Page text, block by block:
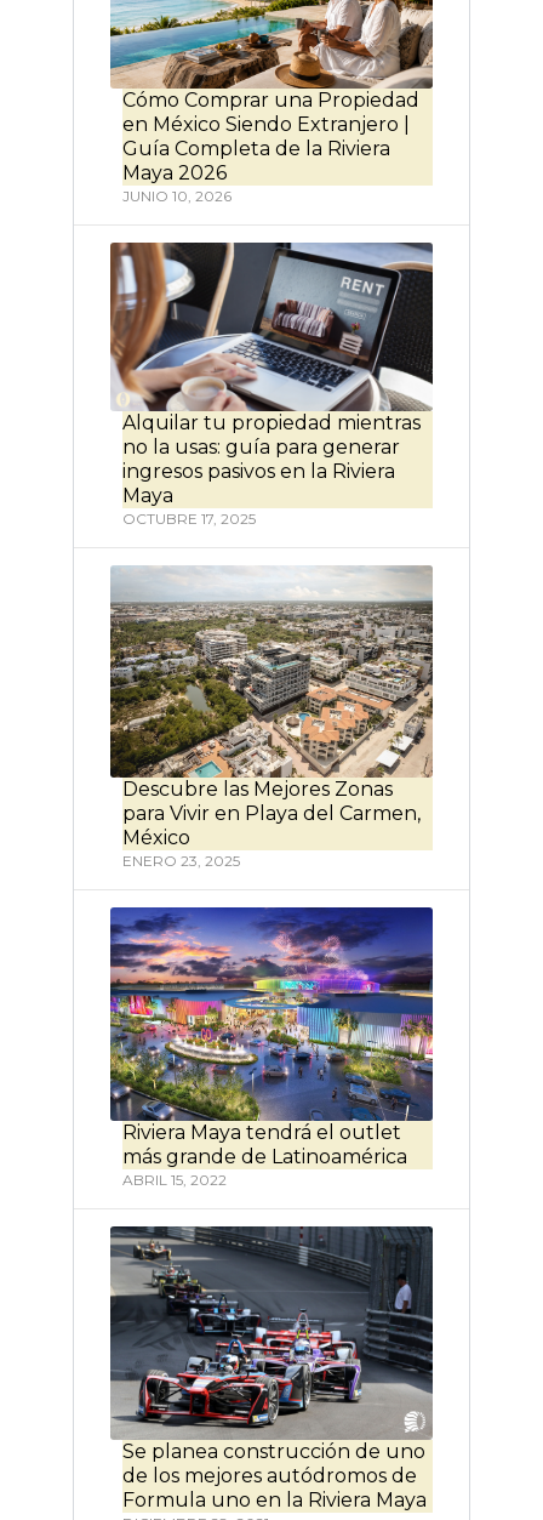
Cómo Comprar una Propiedad
en México Siendo Extranjero |
Guía Completa de la Riviera
Maya 2026
JUNIO 10, 2026
Alquilar tu propiedad mientras
no la usas: guía para generar
ingresos pasivos en la Riviera
Maya
OCTUBRE 17, 2025
Descubre las Mejores Zonas
para Vivir en Playa del Carmen,
México
ENERO 23, 2025
Riviera Maya tendrá el outlet
más grande de Latinoamérica
ABRIL 15, 2022
Se planea construcción de uno
de los mejores autódromos de
Formula uno en la Riviera Maya